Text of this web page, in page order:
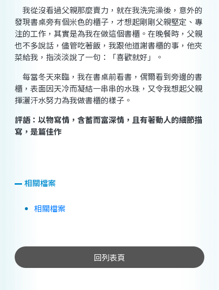
我從沒看過父親那麼賣力，就在我洗完澡後，意外的
發現書桌旁有個米色的櫃子，才想起剛剛父親堅定、專
注的工作，其實是為我在做這個書櫃。在晚餐時，父親
也不多說話，儘管吃著飯，我跟他道謝書櫃的事，他夾
菜給我，指淡淡說了一句：「喜歡就好」。
每當冬天來臨，我在書桌前看書，偶爾看到旁邊的書
櫃，表面因天冷而凝結一串串的水珠，又令我想起父親
揮灑汗水努力為我做書櫃的樣子。
評語：以物寫情，含蓄而富深情，且有著動人的細節描
寫，是篇佳作
相關檔案
相關檔案
回列表頁